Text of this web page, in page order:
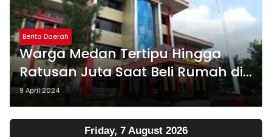
Berita Daerah
Warga Medan Tertipu Hingga
Ratusan Juta Saat Beli Rumah di
FB
9 April 2024
Friday, 7 August 2026